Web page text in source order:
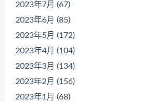
2023年7月 (67)
2023年6月 (85)
2023年5月 (172)
2023年4月 (104)
2023年3月 (134)
2023年2月 (156)
2023年1月 (68)